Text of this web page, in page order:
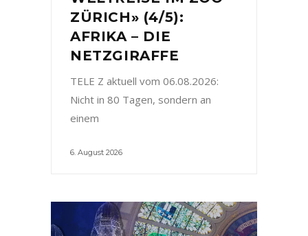
ZÜRICH» (4/5):
AFRIKA – DIE
NETZGIRAFFE
TELE Z aktuell vom 06.08.2026:
Nicht in 80 Tagen, sondern an
einem
6. August 2026